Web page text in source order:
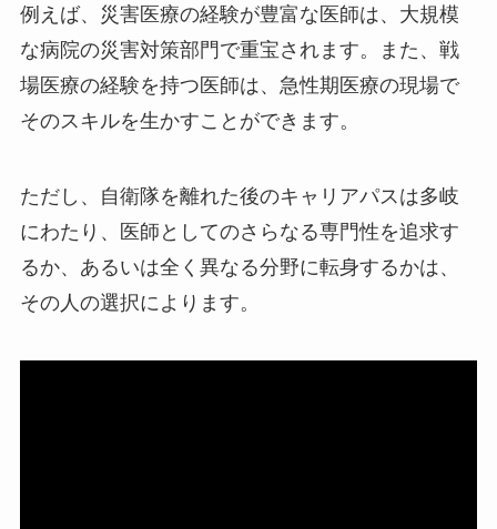
例えば、災害医療の経験が豊富な医師は、大規模
な病院の災害対策部門で重宝されます。また、戦
場医療の経験を持つ医師は、急性期医療の現場で
そのスキルを生かすことができます。
ただし、自衛隊を離れた後のキャリアパスは多岐
にわたり、医師としてのさらなる専門性を追求す
るか、あるいは全く異なる分野に転身するかは、
その人の選択によります。